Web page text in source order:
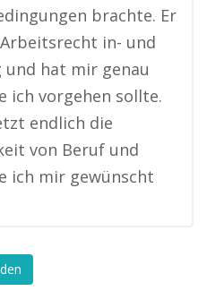
brachte. Er
in- und
und hat mir genau
ich vorgehen sollte.
endlich die
von Beruf und
ich mir gewünscht